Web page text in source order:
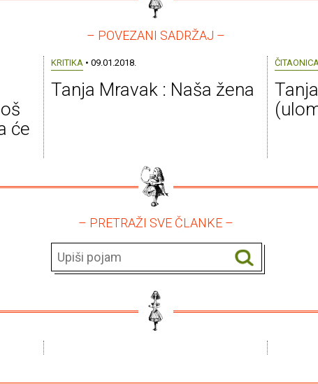
– POVEZANI SADRŽAJ –
će
KRITIKA• 09.01.2018.
Tanja Mravak : Naša žena
– PRETRAŽI SVE ČLANKE –